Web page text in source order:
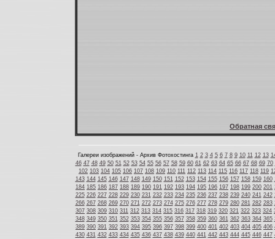
Обратная
Галереи изображений - Архив Фотохостинга 1 2 3 4 5 6 7 8 9 10 11 12 13
46 47 48 49 50 51 52 53 54 55 56 57 58 59 60 61 62 63 64 65 66 67 68 69 70
102 103 104 105 106 107 108 109 110 111 112 113 114 115 116 117 118 119
143 144 145 146 147 148 149 150 151 152 153 154 155 156 157 158 159 160
184 185 186 187 188 189 190 191 192 193 194 195 196 197 198 199 200 201
225 226 227 228 229 230 231 232 233 234 235 236 237 238 239 240 241 242
266 267 268 269 270 271 272 273 274 275 276 277 278 279 280 281 282 283
307 308 309 310 311 312 313 314 315 316 317 318 319 320 321 322 323 324
348 349 350 351 352 353 354 355 356 357 358 359 360 361 362 363 364 365
389 390 391 392 393 394 395 396 397 398 399 400 401 402 403 404 405 406
430 431 432 433 434 435 436 437 438 439 440 441 442 443 444 445 446 447